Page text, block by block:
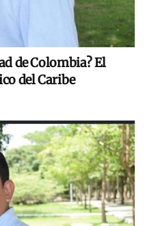
de Colombia? El
del Caribe